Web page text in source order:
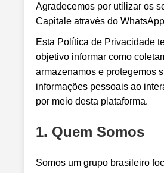
Agradecemos por utilizar os
Capitale através do
Esta Política de Privacidade
objetivo informar como
armazenamos e protegemos
informações pessoais ao
por meio desta plataforma.
1. Quem Somos
Somos um grupo brasileiro